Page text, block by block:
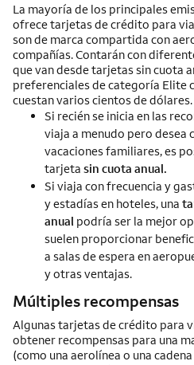
La mayoría de los principales
ofrece tarjetas de crédito para
son de marca compartida con
compañías. Contarán con
que van desde tarjetas sin cuota
preferenciales de categoría Elite
cuestan varios cientos de dólares.
Si recién se inicia en las
viaja a menudo pero desea
vacaciones familiares, es
tarjeta sin cuota anual.
Si viaja con frecuencia y
y estadías en hoteles, una
anual podría ser la mejor
suelen proporcionar
a salas de espera en
y otras ventajas.
Múltiples recompensas
Algunas tarjetas de crédito para
obtener recompensas para una
(como una aerolínea o una